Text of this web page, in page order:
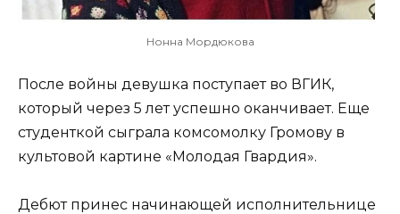
Нонна Мордюкова
После войны девушка поступает во ВГИК,
который через 5 лет успешно оканчивает. Еще
студенткой сыграла комсомолку Громову в
культовой картине «Молодая Гвардия».
Дебют принес начинающей исполнительнице